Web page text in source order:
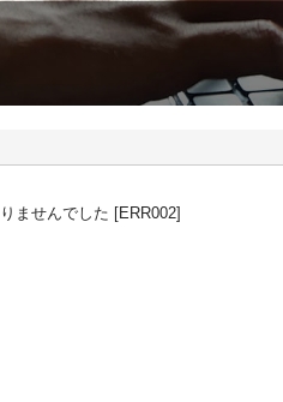
ませんでした [ERR002]